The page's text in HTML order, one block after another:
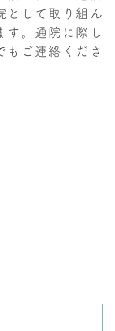
として取り組ん
す。通院に際し
ご連絡くださ